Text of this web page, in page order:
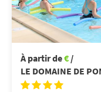
À partir de€ /
LE DOMAINE DE